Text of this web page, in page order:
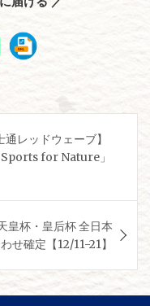
レッドウェーブ】
Sports for Nature」
皇杯・皇后杯 全日本
せ確定【12/11-21】